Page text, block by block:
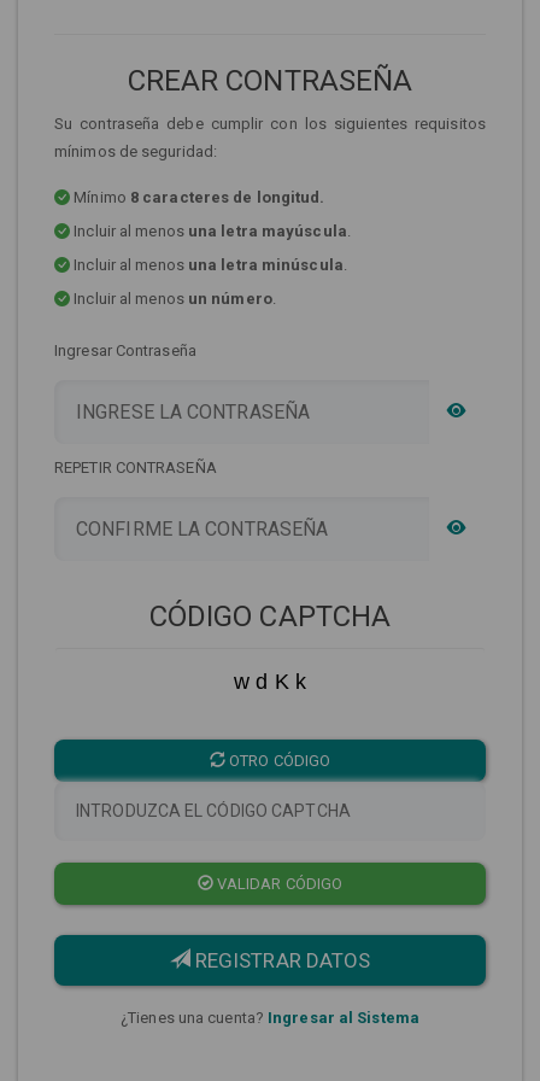
CREAR CONTRASEÑA
Su contraseña debe cumplir con los siguientes requisitos
mínimos de seguridad:
Mínimo 8 caracteres de longitud.
Incluir al menos una letra mayúscula.
Incluir al menos una letra minúscula.
Incluir al menos un número.
Ingresar Contraseña
REPETIR CONTRASEÑA
CÓDIGO CAPTCHA
w d K k
OTRO CÓDIGO
VALIDAR CÓDIGO
REGISTRAR DATOS
¿Tienes una cuenta? Ingresar al Sistema